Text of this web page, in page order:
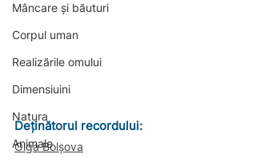
Mâncare și băuturi
Corpul uman
Realizările omului
Dimensiuini
Natura
Animale
Deținătorul recordului:
Olga Bolșova